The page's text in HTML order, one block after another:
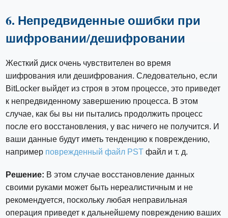
6. Непредвиденные ошибки при
шифровании/дешифровании
Жесткий диск очень чувствителен во время
шифрования или дешифрования. Следовательно, если
BitLocker выйдет из строя в этом процессе, это приведет
к непредвиденному завершению процесса. В этом
случае, как бы вы ни пытались продолжить процесс
после его восстановления, у вас ничего не получится. И
ваши данные будут иметь тенденцию к повреждению,
например поврежденный файл PST файл и т. д.
Решение: В этом случае восстановление данных
своими руками может быть нереалистичным и не
рекомендуется, поскольку любая неправильная
операция приведет к дальнейшему повреждению ваших